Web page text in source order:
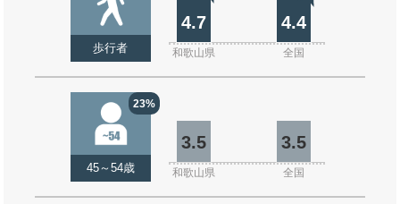
歩行者
4.7 4.4
和歌山県 全国
23%
45～54歳
3.5 3.5
和歌山県 全国